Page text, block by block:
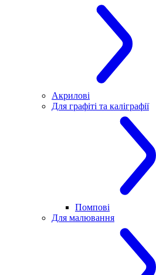
Акрилові
Для графіті та каліграфії
Помпові
Для малювання